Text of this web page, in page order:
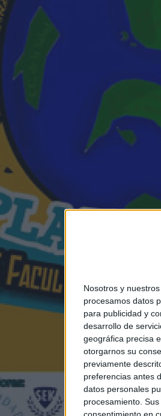
Nosotros y
procesamos datos
para publicidad y
desarrollo de
geográfica precisa
otorgarnos su
previamente
preferencias antes
datos personales
procesamiento.
‘LA ÚNICA CERVEZA DEL MUNDO QUE SE DISFRUTA
EL MÁLAGA CF CULMINA SU TRILOGÍA DE MARCA CON